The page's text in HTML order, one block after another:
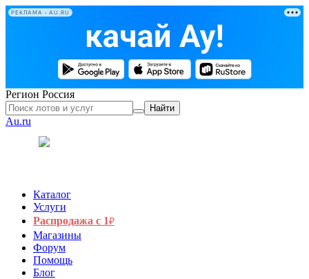
РЕКЛАМА • AU.RU
Регион Россия
Найти
Au.ru
Каталог
Услуги
Распродажа с 1₽
Магазины
Форум
Помощь
Блог